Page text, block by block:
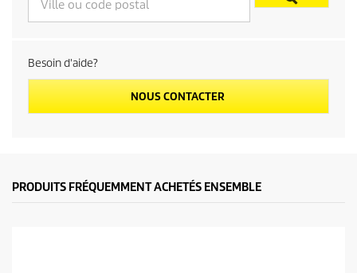
Besoin d'aide?
NOUS CONTACTER
PRODUITS FRÉQUEMMENT ACHETÉS ENSEMBLE